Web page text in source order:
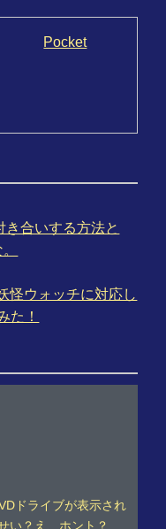
Pocket
合いする方法と
怪ウォッチに対応し
た！
ドライブが表示され
い？え、ホント？